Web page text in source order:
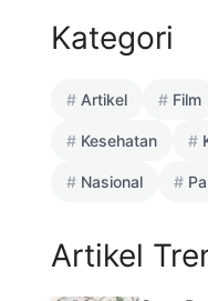
Kategori
Artikel Film
Kesehatan
Nasional
Artikel